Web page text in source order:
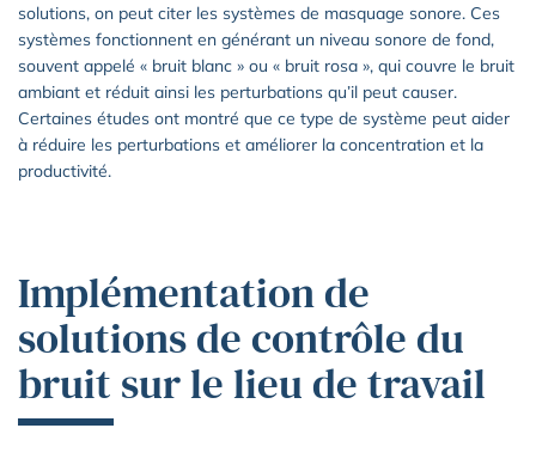
solutions, on peut citer les systèmes de masquage sonore. Ces
systèmes fonctionnent en générant un niveau sonore de fond,
souvent appelé « bruit blanc » ou « bruit rosa », qui couvre le bruit
ambiant et réduit ainsi les perturbations qu’il peut causer.
Certaines études ont montré que ce type de système peut aider
à réduire les perturbations et améliorer la concentration et la
productivité.
Implémentation de
solutions de contrôle du
bruit sur le lieu de travail